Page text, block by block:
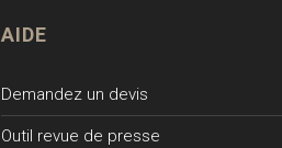
AIDE
Demandez un devis
Outil revue de presse